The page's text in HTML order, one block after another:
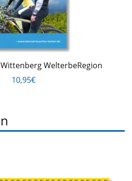
WelterbeRegion
10,95€